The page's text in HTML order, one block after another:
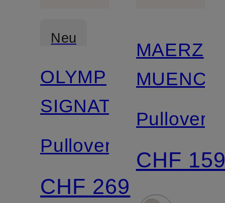
Neu
Zertifiziert
OLYMP
SIGNATURE
Pullover
CHF 269
MAERZ
Pullover
CHF